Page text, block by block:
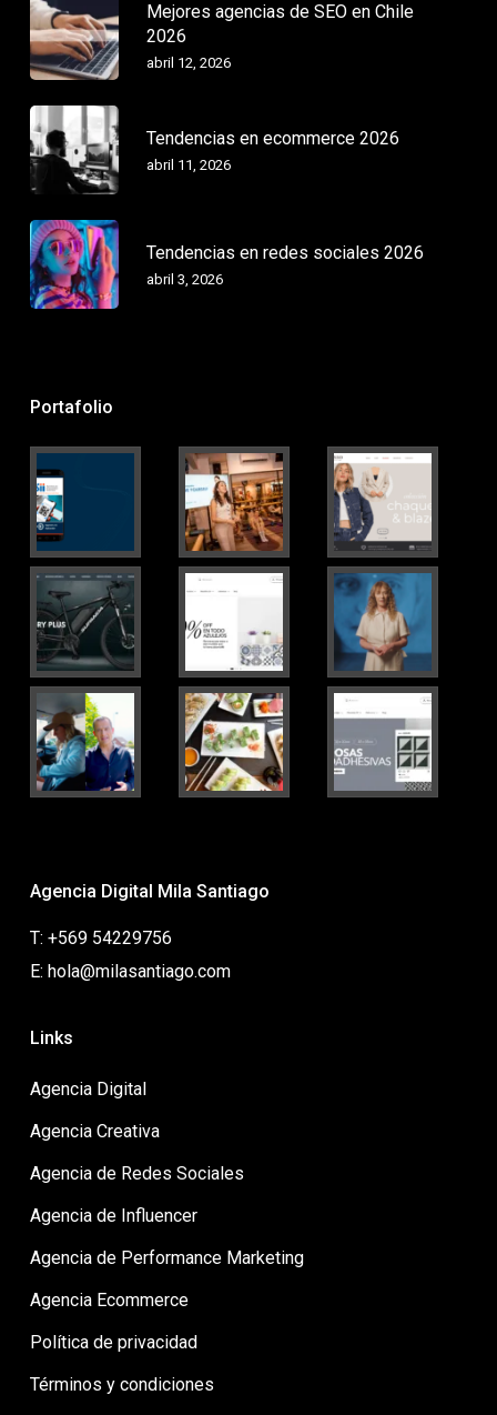
Mejores agencias de SEO en Chile
2026
abril 12, 2026
Tendencias en ecommerce 2026
abril 11, 2026
Tendencias en redes sociales 2026
abril 3, 2026
Portafolio
Agencia Digital Mila Santiago
T: +569 54229756
E: hola@milasantiago.com
Links
Agencia Digital
Agencia Creativa
Agencia de Redes Sociales
Agencia de Influencer
Agencia de Performance Marketing
Agencia Ecommerce
Política de privacidad
Términos y condiciones